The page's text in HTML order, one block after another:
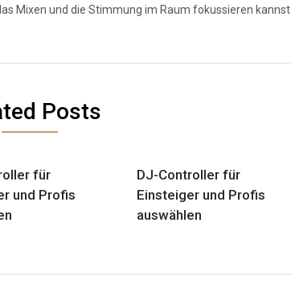
Mixen und die Stimmung im Raum fokussieren kannst.
Posts
für
und Profis
DJ-Controller für
Einsteiger und Profis
auswählen